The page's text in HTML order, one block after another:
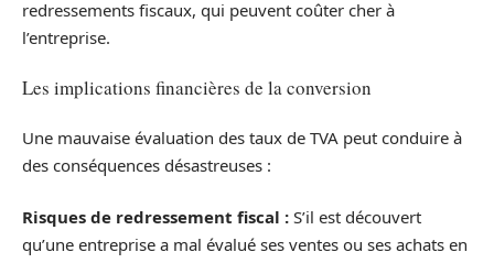
redressements fiscaux, qui peuvent coûter cher à
l’entreprise.
Les implications financières de la conversion
Une mauvaise évaluation des taux de TVA peut conduire à
des conséquences désastreuses :
Risques de redressement fiscal : S’il est découvert
qu’une entreprise a mal évalué ses ventes ou ses achats en